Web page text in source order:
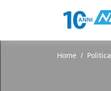
Home Politica